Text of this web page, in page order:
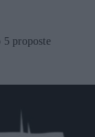
5 proposte